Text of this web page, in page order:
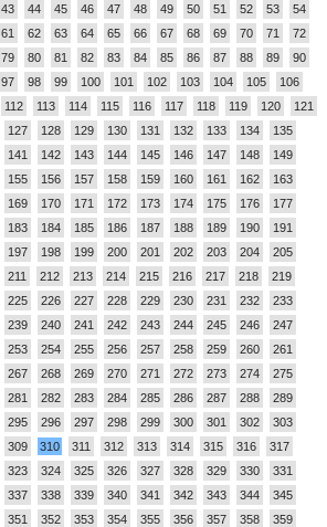
43 44 45 46 47 48 49 50 51 52 53
54
61 62 63 64 65 66 67 68 69 70 71
72
79 80 81 82 83 84 85 86 87 88 89
90
97 98 99 100 101 102 103 104 105
106
112 113 114 115 116 117 118 119 120
121
127 128 129 130 131 132 133 134
135
141 142 143 144 145 146 147 148
149
155 156 157 158 159 160 161 162
163
169 170 171 172 173 174 175 176
177
183 184 185 186 187 188 189 190
191
197 198 199 200 201 202 203 204
205
211 212 213 214 215 216 217 218
219
225 226 227 228 229 230 231 232
233
239 240 241 242 243 244 245 246
247
253 254 255 256 257 258 259 260
261
267 268 269 270 271 272 273 274
275
281 282 283 284 285 286 287 288
289
295 296 297 298 299 300 301 302
303
309 310 311 312 313 314 315 316
317
323 324 325 326 327 328 329 330
331
337 338 339 340 341 342 343 344
345
351 352 353 354 355 356 357 358
359